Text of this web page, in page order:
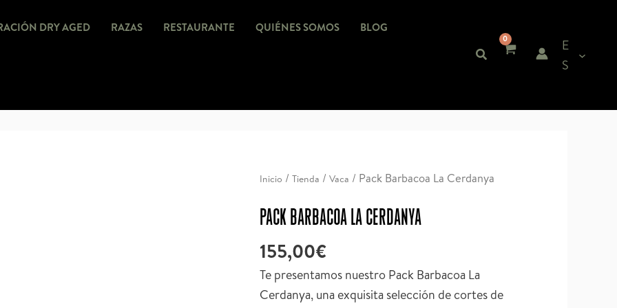
DRY AGED RAZAS RESTAURANTE QUIÉNES SOMOS BLOG
E
S
Inicio / Tienda / Vaca / Pack Barbacoa La Cerdanya
PACK BARBACOA LA CERDANYA
155,00€
Te presentamos nuestro Pack Barbacoa La
Cerdanya, una exquisita selección de cortes de